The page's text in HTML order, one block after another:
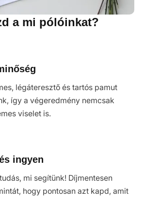
a mi pólóinkat?
légáteresztő és tartós pamut
így a végeredmény nemcsak
viselet is.
ingyen
mi segítünk! Díjmentesen
hogy pontosan azt kapd, amit